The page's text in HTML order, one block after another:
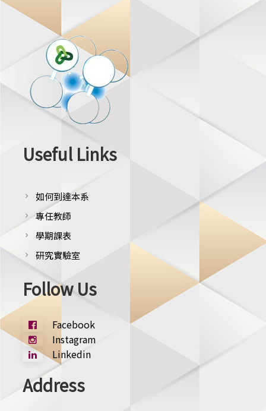
Useful Links
chevron_right 如何到達本系
chevron_right 專任教師
chevron_right 學期課表
chevron_right 研究實驗室
Follow Us
Facebook
Instagram
Linkedin
Address